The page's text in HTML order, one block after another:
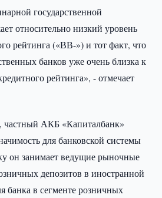
государственной
относительно низкий уровень
рейтинга («ВВ-») и тот факт, что
банков уже очень близка к
рейтинга», - отмечает
частный АКБ «Капиталбанк»
для банковской системы
он занимает ведущие рыночные
депозитов в иностранной
банка в сегменте розничных